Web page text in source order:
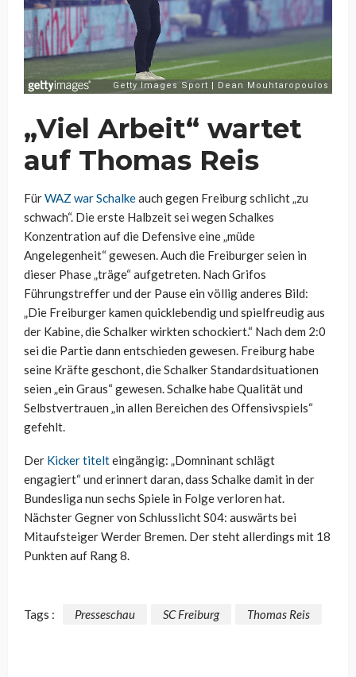
„Viel Arbeit“ wartet
auf Thomas Reis
FürWAZ war Schalkeauch gegen Freiburg schlicht „zu
schwach“. Die erste Halbzeit sei wegen Schalkes
Konzentration auf die Defensive eine „müde
Angelegenheit“ gewesen. Auch die Freiburger seien in
dieser Phase „träge“ aufgetreten. Nach Grifos
Führungstreffer und der Pause ein völlig anderes Bild:
„Die Freiburger kamen quicklebendig und spielfreudig aus
der Kabine, die Schalker wirkten schockiert.“ Nach dem 2:0
sei die Partie dann entschieden gewesen. Freiburg habe
seine Kräfte geschont, die Schalker Standardsituationen
seien „ein Graus“ gewesen. Schalke habe Qualität und
Selbstvertrauen „in allen Bereichen des Offensivspiels“
gefehlt.
Der Kicker titelteingängig: „Domninant schlägt
engagiert“ und erinnert daran, dass Schalke damit in der
Bundesliga nun sechs Spiele in Folge verloren hat.
Nächster Gegner von Schlusslicht S04: auswärts bei
Mitaufsteiger Werder Bremen. Der steht allerdings mit 18
Punkten auf Rang 8.
Tags : Presseschau SC Freiburg Thomas Reis